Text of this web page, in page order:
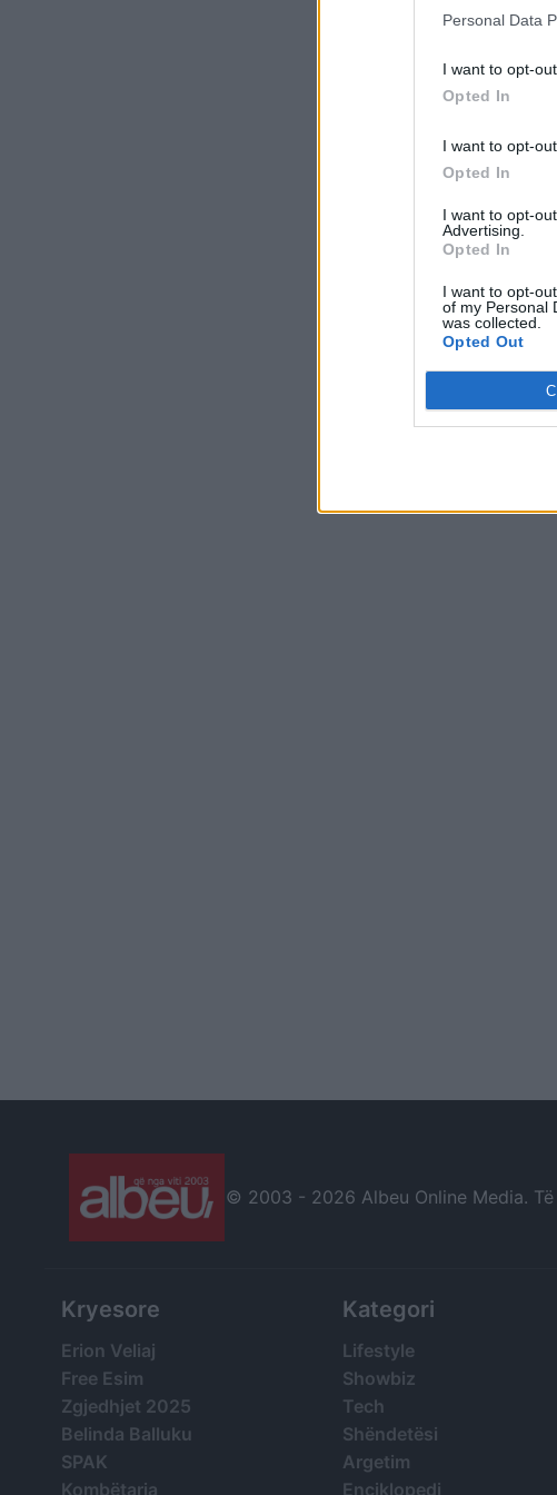
Personal Data
I want to opt-
Opted In
I want to opt-
Opted In
I want to opt-
Advertising.
Opted In
I want to opt-
of my Personal
was collected.
Opted Out
© 2003 - 2026 Albeu Online Media.
Kryesore
Erion Veliaj
Free Esim
Zgjedhjet 2025
Belinda Balluku
SPAK
Kombëtarja
Kategori
Lifestyle
Showbiz
Tech
Shëndetësi
Argetim
Enciklopedi